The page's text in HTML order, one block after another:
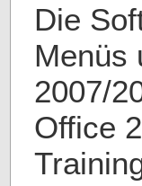
Die
Menüs
2007/
Office